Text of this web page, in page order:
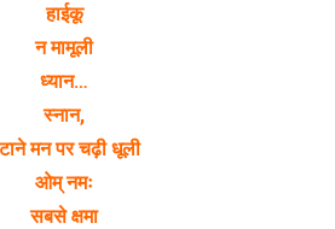
हाईकू
न मामूली
ध्यान…
स्नान,
मन पर चढ़ी धूली
ओम् नमः
सबसे क्षमा